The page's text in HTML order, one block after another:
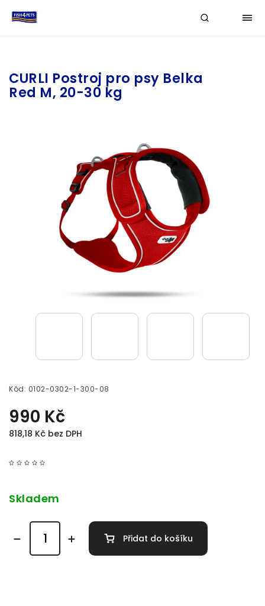
CURLI Postroj pro psy Belka
Red M, 20-30 kg
Kód: 0102-0302-1-300-08
990 Kč
818,18 Kč bez DPH
Skladem
Přidat do košíku